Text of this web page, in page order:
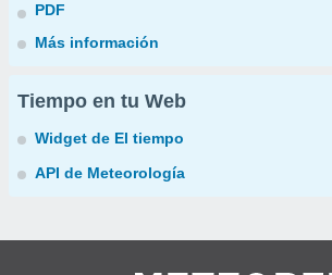
PDF
Más información
Tiempo en tu Web
Widget de El tiempo
API de Meteorología